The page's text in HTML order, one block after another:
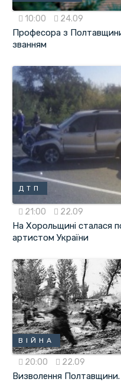
10:00 24.09
Професора з
званням
ДТП
21:00 22.09
На Хорольщині сталася
артистом України
ВІЙНА
20:00 22.09
Визволення